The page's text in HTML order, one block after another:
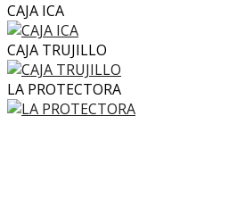
CAJA ICA
CAJA TRUJILLO
LA PROTECTORA